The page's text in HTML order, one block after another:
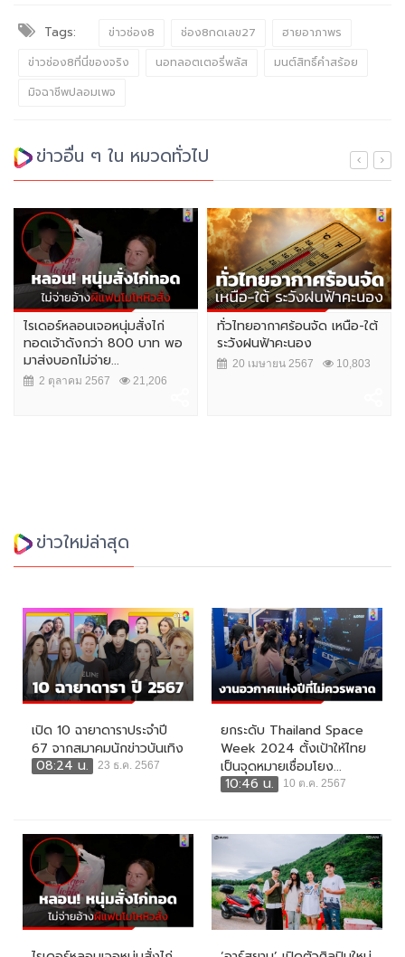
Tags: ข่าวช่อง8 ช่อง8กดเลข27
ฮายอาภาพร
ข่าวช่อง8ที่นี่ของจริง
นอทลอตเตอรี่พลัส
มนต์สิทธิ์คำสร้อย
มิจฉาชีพปลอมเพจ
ข่าวอื่น ๆ ใน หมวดทั่วไป
ไรเดอร์หลอนเจอหนุ่มสั่งไก่
ทอดเจ้าดังกว่า 800 บาท พอ
มาส่งบอกไม่จ่าย...
2 ตุลาคม 2567 21,206
ทั่วไทยอากาศร้อนจัด เหนือ-ใต้
ระวังฝนฟ้าคะนอง
20 เมษายน 2567 10,803
ข่าวใหม่ล่าสุด
เปิด 10 ฉายาดาราประจำปี
67 จากสมาคมนักข่าวบันเทิง
08:24 น.
23 ธ.ค. 2567
ยกระดับ Thailand Space
Week 2024 ตั้งเป้าให้ไทย
เป็นจุดหมายเชื่อมโยง...
10:46 น.
10 ต.ค. 2567